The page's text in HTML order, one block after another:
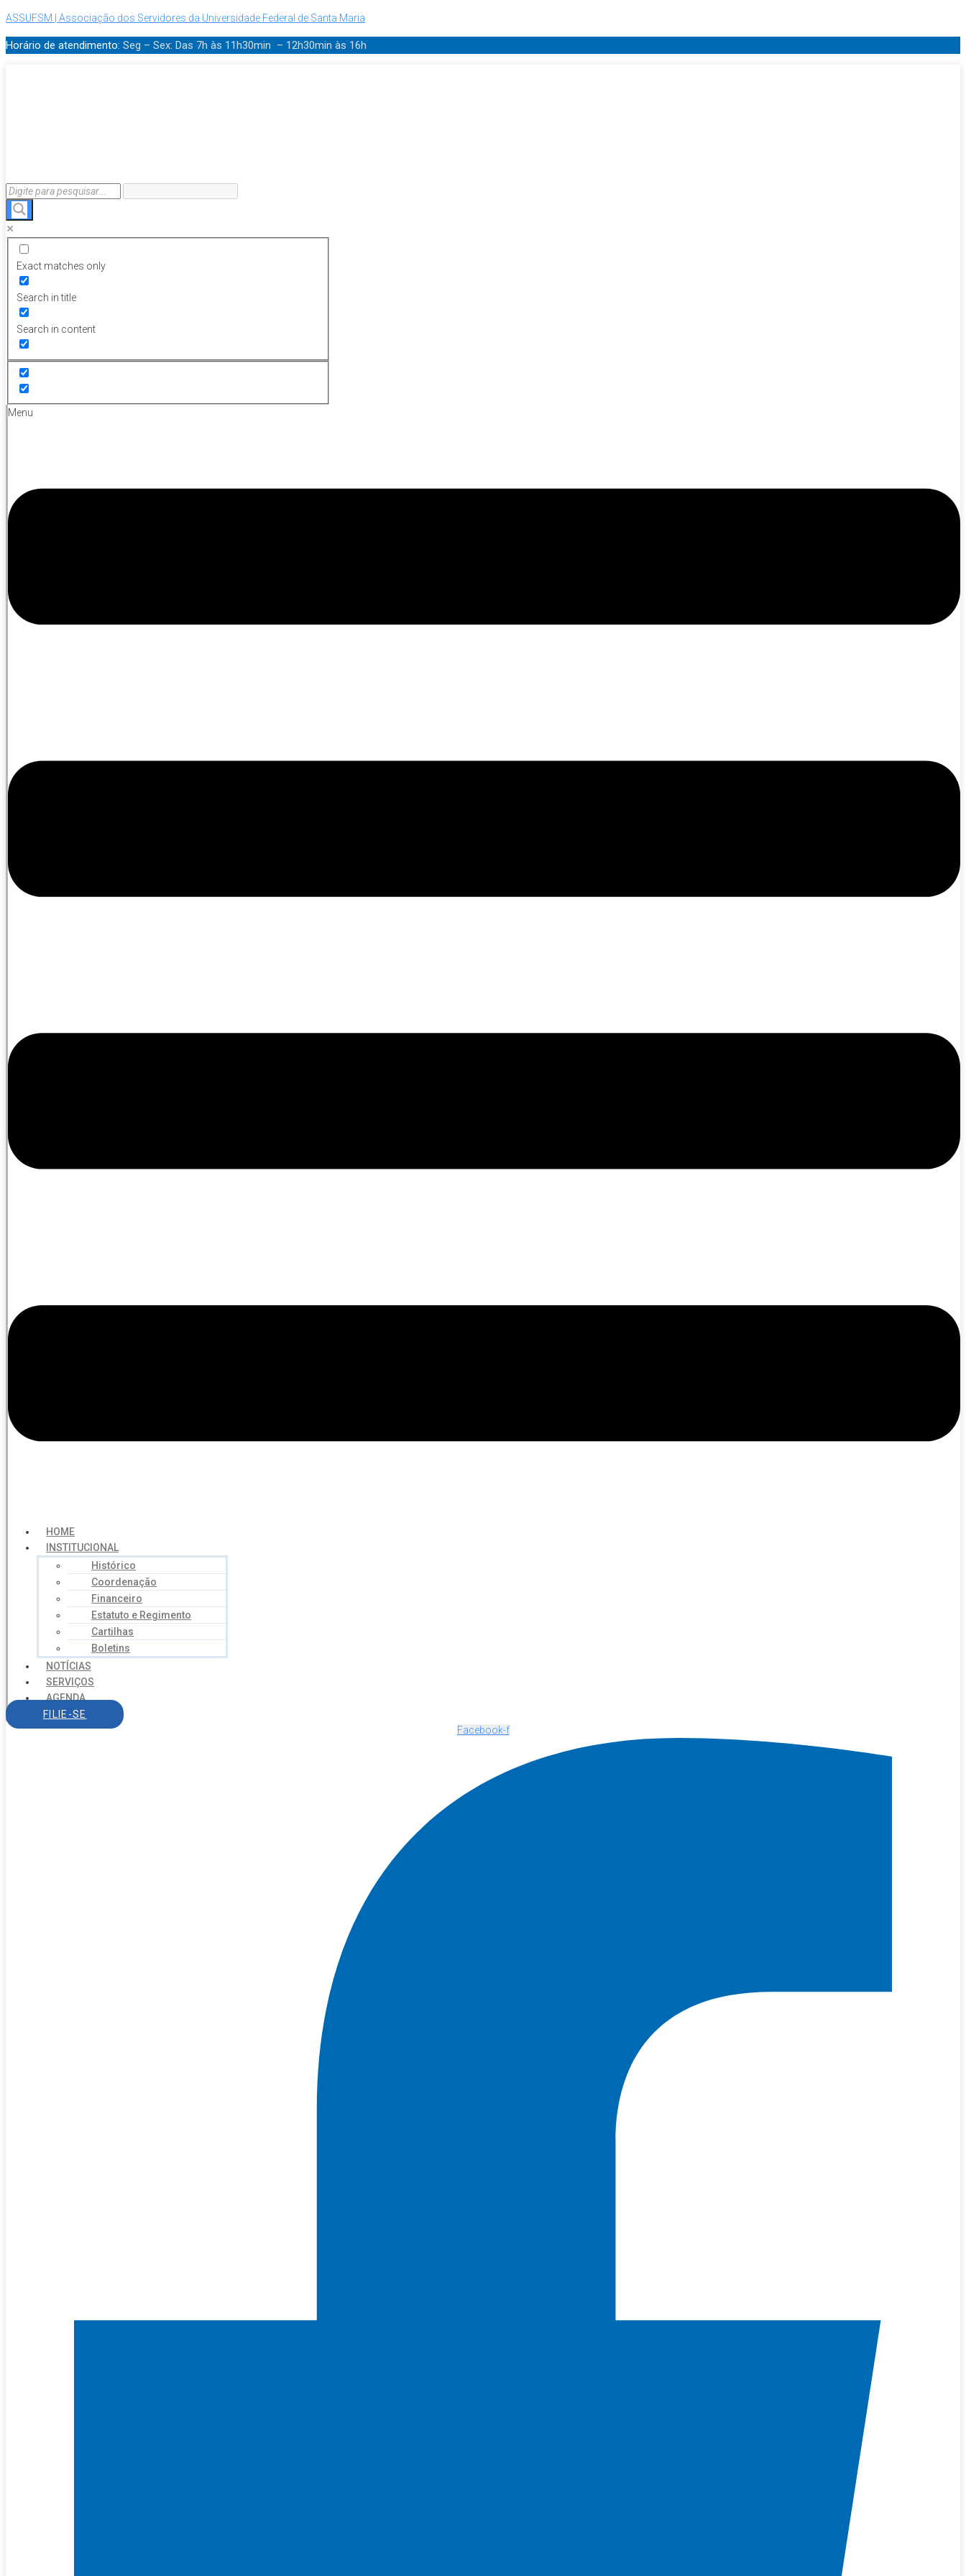
ASSUFSM | Associação dos Servidores da Universidade Federal de Santa Maria
Horário de atendimento: Seg – Sex: Das 7h às 11h30min – 12h30min às 16h
Exact matches only
Search in title
Search in content
Menu
HOME
INSTITUCIONAL
Histórico
Coordenação
Financeiro
Estatuto e Regimento
Cartilhas
Boletins
NOTÍCIAS
SERVIÇOS
AGENDA
CONTATO
FILIE-SE
Facebook-f